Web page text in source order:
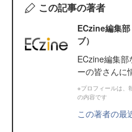
この記事の著者
ECzine編集
ブ）
ECzine編集
ーの皆さんに
※プロフィールは、
の内容です
この著者の最